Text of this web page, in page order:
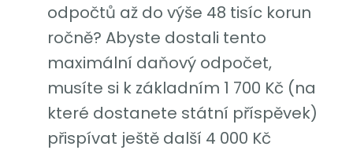
odpočtů až do výše 48 tisíc korun
ročně? Abyste dostali tento
maximální daňový odpočet,
musíte si k základním 1 700 Kč (na
které dostanete státní příspěvek)
přispívat ještě další 4 000 Kč